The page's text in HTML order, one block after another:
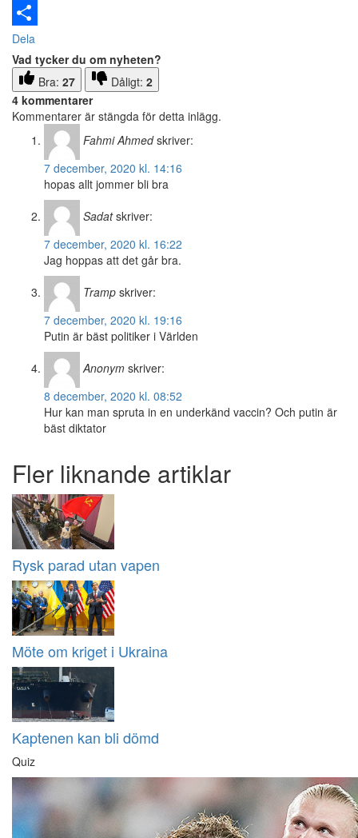
Email
Dela
Vad tycker du om nyheten?
Bra: 27 Dåligt: 2
4 kommentarer
Kommentarer är stängda för detta inlägg.
Fahmi Ahmed skriver:
7 december, 2020 kl. 14:16
hopas allt jommer bli bra
Sadat skriver:
7 december, 2020 kl. 16:22
Jag hoppas att det går bra.
Tramp skriver:
7 december, 2020 kl. 19:16
Putin är bäst politiker i Världen
Anonym skriver:
8 december, 2020 kl. 08:52
Hur kan man spruta in en underkänd vaccin? Och putin är
bäst diktator
Fler liknande artiklar
Rysk parad utan vapen
Möte om kriget i Ukraina
Kaptenen kan bli dömd
Quiz